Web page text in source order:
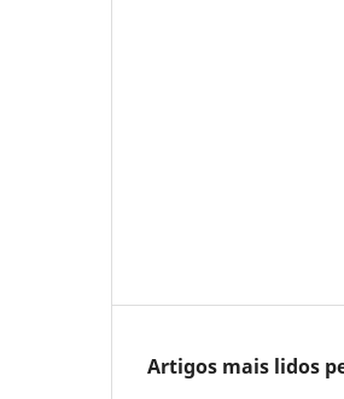
Artigos mais lidos